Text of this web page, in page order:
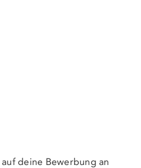
deine Bewerbung an